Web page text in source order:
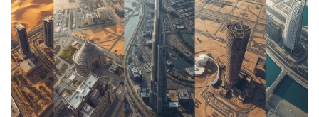
Galeri
İletişim
Türkçe